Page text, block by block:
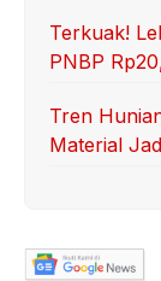
Terkuak!
PNBP
Tren
Material